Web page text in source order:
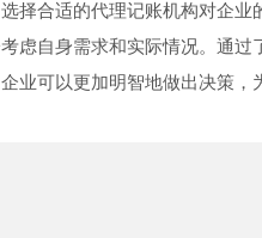
择合适的代理记账机构对企
虑自身需求和实际情况。通
业可以更加明智地做出决策，